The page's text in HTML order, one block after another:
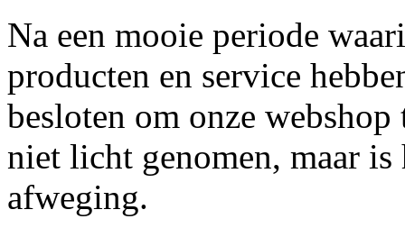
Na een mooie periode
producten en service
besloten om onze
niet licht genomen, maar
afweging.